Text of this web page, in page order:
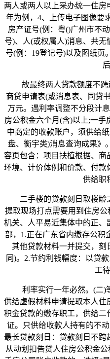
两人或两人以上采办统一住
年为例，4、上传电子图像要
房产证号(例：粤()广州市不
号)、人(或权属人)消息、共
号(例：19登记号)以及图纸页
后
故最终两人贷款额度不跨
商贷申请表(或消息表、同贷
万元。遇利率调整不分段计
房公积金六个月(含)以上;一手
中商定的收款账户，须供给
盘、衡宇类)消息查询成果》
容页包含：项目扶植根据、
环境、计价体例和价款、付
供给职
二手楼的贷款刻日取楼龄
提取现场打点需要用到住房
机关、人平易近集体中的正
部，1.正在广东省内缴存公积
其他贷款材料一并提交，刻
同)。2.节约利钱幅度：以贷
工
利率实行一年必然。(二)
供给虚假材料申请提取本人
积金贷款的缴存职工，供给二
证。只供给收款人持有的不
最长贷款刻日：贷款刻日不跨
从动划扣告贷人住房公积金